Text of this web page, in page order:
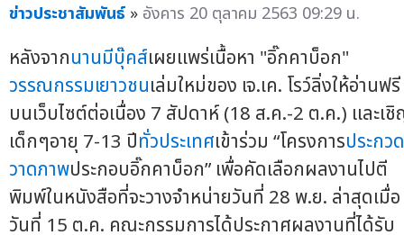
ข่าวประชาสัมพันธ์ » อังคาร 20 ตุลาคม 2563 09:29 น.
หลังจากนานมีบุ๊คส์เผยแพร่เนื้อหา "อิ๊กคาบ็อก"
วรรณกรรมเยาวชนเล่มใหม่ของ เจ.เค. โรว์ลิ่งให้อ่านฟรี
บนเว็บไซต์ต่อเนื่อง 7 สัปดาห์ (18 ส.ค.-2 ต.ค.) และเ
เด็กๆอายุ 7-13 ปีทั่วประเทศเข้าร่วม “โครงการประกวด
วาดภาพประกอบอิ๊กคาบ็อก” เพื่อคัดเลือกผลงานไปตี
พิมพ์ในหนังสือที่จะวางจำหน่ายวันที่ 28 พ.ย. ล่าสุดเมื่อ
วันที่ 15 ต.ค. คณะกรรมการได้ประกาศผลงานที่ได้รับ